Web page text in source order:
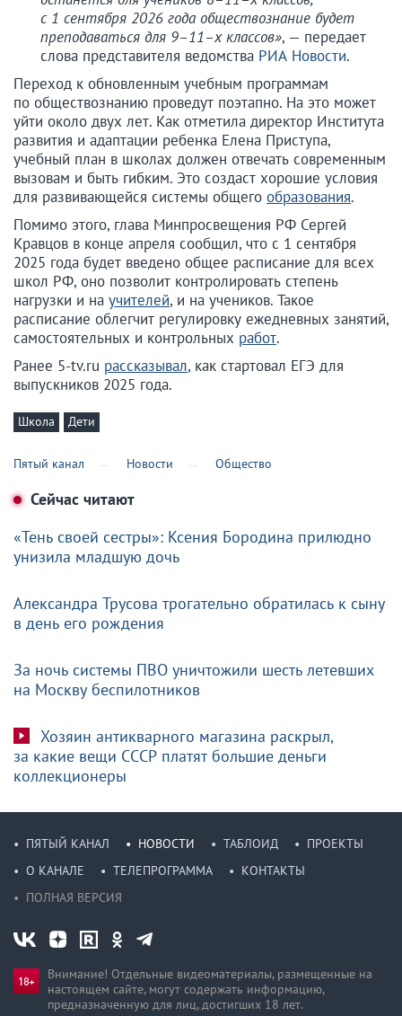
с 1 сентября 2026 года обществознание будет
преподаваться для 9–11–х классов», — передает
слова представителя ведомства РИА Новости.
Переход к обновленным учебным программам
по обществознанию проведут поэтапно. На это может
уйти около двух лет. Как отметила директор Института
развития и адаптации ребенка Елена Приступа,
учебный план в школах должен отвечать современным
вызовам и быть гибким. Это создаст хорошие условия
для развивающейся системы общего образования.
Помимо этого, глава Минпросвещения РФ Сергей
Кравцов в конце апреля сообщил, что с 1 сентября
2025 года будет введено общее расписание для всех
школ РФ, оно позволит контролировать степень
нагрузки и на учителей, и на учеников. Такое
расписание облегчит регулировку ежедневных занятий,
самостоятельных и контрольных работ.
Ранее 5-tv.ru рассказывал, как стартовал ЕГЭ для
выпускников 2025 года.
Школа Дети
Пятый канал Новости Общество
Сейчас читают
«Тень своей сестры»: Ксения Бородина прилюдно
унизила младшую дочь
Александра Трусова трогательно обратилась к сыну
в день его рождения
За ночь системы ПВО уничтожили шесть летевших
на Москву беспилотников
Хозяин антикварного магазина раскрыл,
за какие вещи СССР платят большие деньги
коллекционеры
ПЯТЫЙ КАНАЛ НОВОСТИ ТАБЛОИД
ПРОЕКТЫ
О КАНАЛЕ
ТЕЛЕПРОГРАММА
КОНТАКТЫ
ПОЛНАЯ ВЕРСИЯ
Внимание! Отдельные видеоматериалы, размещенные на
настоящем сайте, могут содержать информацию,
предназначен­ную для лиц, достигших 18 лет.